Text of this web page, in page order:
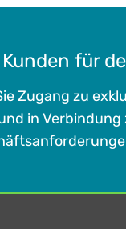
für
Zugang zu
in Verbindung